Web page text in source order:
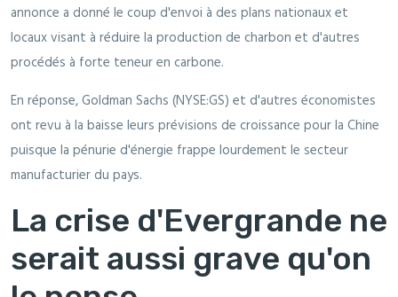
annonce a donné le coup d'envoi à des plans nationaux et
locaux visant à réduire la production de charbon et d'autres
procédés à forte teneur en carbone.
En réponse, Goldman Sachs (NYSE:GS) et d'autres économistes
ont revu à la baisse leurs prévisions de croissance pour la Chine
puisque la pénurie d'énergie frappe lourdement le secteur
manufacturier du pays.
La crise d'Evergrande ne
serait aussi grave qu'on